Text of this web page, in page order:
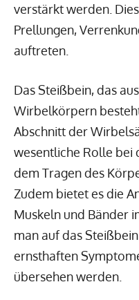
verstärkt werden.
Prellungen,
auftreten.
Das Steißbein, das
Wirbelkörpern
Abschnitt der
wesentliche Rolle bei
dem Tragen des
Zudem bietet es die
Muskeln und Bänder
man auf das
ernsthaften
übersehen werden.